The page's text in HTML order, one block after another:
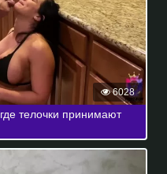
6028
телочки принимают